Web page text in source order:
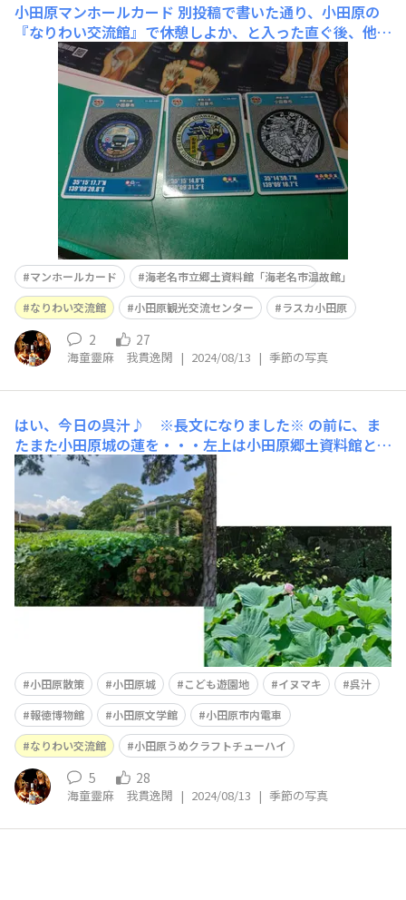
小田原マンホールカード 別投稿で書いた通り、小田原の
『なりわい交流館』で休憩しよか、と入った直ぐ後、他の
お客さんも入って来まして、マンホールカードを貰って行
ったのだ まぁ、それで、マンホールカードを(改めて)知っ
たンだけどね※モノが世の中にはある、てのは知っていた
けど、きれいさっぱり忘れてた で、まぁ、
マンホールカード
海老名市立郷土資料館「海老名市温故館」
なりわい交流館
小田原観光交流センター ラスカ小田原
2 27
海童靈麻 我貫逸閑 | 2024/08/13 | 季節の写真
はい、今日の呉汁♪ ※長文になりました※ の前に、ま
たまた小田原城の蓮を・・・左上は小田原郷土資料館と蓮
池右下は蓮とその実。実はそのまま食べられるらしいね。
どんな味がするンだろ・・・ 蓮池からの・・・百合
♪ あ、昨日、頭痛が強く、しかも長時間続いてねで、今
日、急遽、頭痛の病院へまぁ、(俺の癖で)話が長くなりそ
うなんで端折
小田原散策 小田原城 こども遊園地 イヌマキ
呉汁
報徳博物館
小田原文学館
小田原市内電車
なりわい交流館
小田原うめクラフトチューハイ
5 28
海童靈麻 我貫逸閑 | 2024/08/13 | 季節の写真